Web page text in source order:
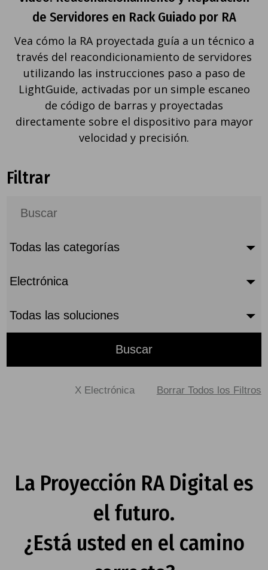
de Servidores en Rack Guiado por RA
Vea cómo la RA proyectada guía a un técnico a
través del reacondicionamiento de servidores
utilizando las instrucciones paso a paso de
LightGuide, activadas por un simple escaneo
de código de barras y proyectadas
directamente sobre el dispositivo para mayor
velocidad y precisión.
Filtrar
X Electrónica Borrar Todos los Filtros
La Proyección RA Digital es
el futuro.
¿Está usted en el camino